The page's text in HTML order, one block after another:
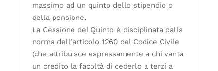
massimo ad un quinto dello stipendio o
della pensione.
La Cessione del Quinto è disciplinata dalla
norma dell’articolo 1260 del Codice Civile
(che attribuisce espressamente a chi vanta
un credito la facoltà di cederlo a terzi a